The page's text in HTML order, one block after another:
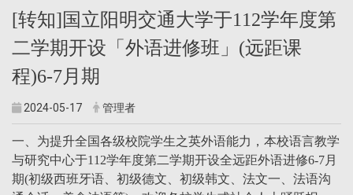
[转知]国立阳明交通大学于112学年度第
二学期开设「外语进修班」(远距课
程)6-7月期
2024-05-17 管理者
一、为提升全国各级校院学生之英外语能力，本校语言教学
与研究中心于112学年度第二学期开设全远距外语进修6-7月
期(初级西班牙语、初级德文、初级韩文、法文一、法语沟